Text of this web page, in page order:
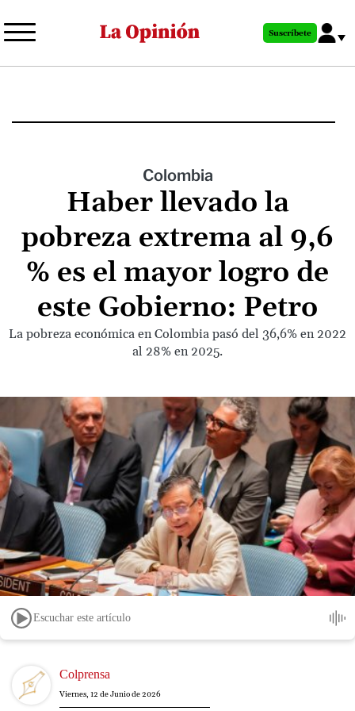
al
principal
Suscríbete
Colombia
Haber llevado la
pobreza extrema al 9,6
% es el mayor logro de
este Gobierno: Petro
La pobreza económica en Colombia pasó del 36,6% en 2022
al 28% en 2025.
Escuchar este artículo
Image Colprensa
Viernes, 12 de Junio de 2026